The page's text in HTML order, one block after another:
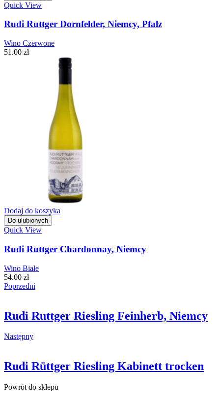
Quick View
Rudi Ruttger Dornfelder, Niemcy, Pfalz
Wino Czerwone
51.00 zł
Dodaj do koszyka
Do ulubionych
Quick View
Rudi Ruttger Chardonnay, Niemcy
Wino Białe
54.00 zł
Poprzedni
Rudi Ruttger Riesling Feinherb, Niemcy
Następny
Rudi Rüttger Riesling Kabinett trocken
Powrót do sklepu